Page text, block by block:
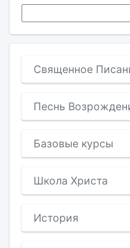
Священное
Песнь
Базовые курсы
Школа Христа
История